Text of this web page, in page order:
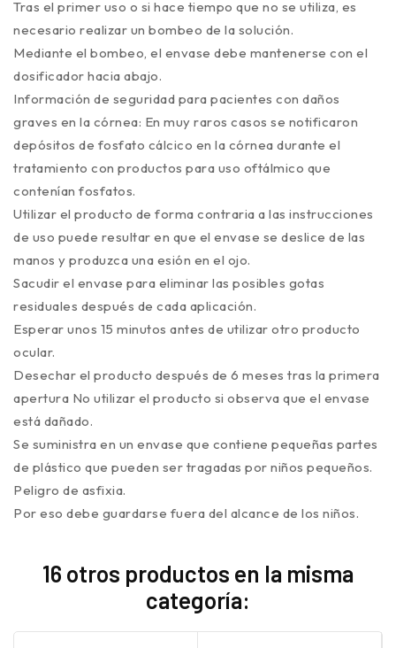
Tras el primer uso o si hace tiempo que no se utiliza, es
necesario realizar un bombeo de la solución.
Mediante el bombeo, el envase debe mantenerse con el
dosificador hacia abajo.
Información de seguridad para pacientes con daños
graves en la córnea: En muy raros casos se notificaron
depósitos de fosfato cálcico en la córnea durante el
tratamiento con productos para uso oftálmico que
contenían fosfatos.
Utilizar el producto de forma contraria a las instrucciones
de uso puede resultar en que el envase se deslice de las
manos y produzca una esión en el ojo.
Sacudir el envase para eliminar las posibles gotas
residuales después de cada aplicación.
Esperar unos 15 minutos antes de utilizar otro producto
ocular.
Desechar el producto después de 6 meses tras la primera
apertura No utilizar el producto si observa que el envase
está dañado.
Se suministra en un envase que contiene pequeñas partes
de plástico que pueden ser tragadas por niños pequeños.
Peligro de asfixia.
Por eso debe guardarse fuera del alcance de los niños.
16 otros productos en la misma
categoría: